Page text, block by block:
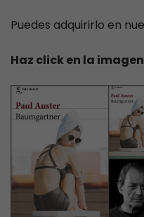
Puedes adquirirlo en
Haz click en la